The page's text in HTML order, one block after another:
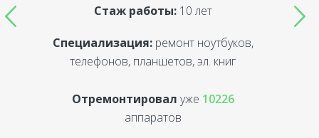
Стаж работы:10 лет
Специализация:ремонт ноутбуков,
телефонов, планшетов, эл. книг
Отремонтировал уже 10226
аппаратов